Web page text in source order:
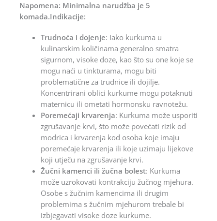
Napomena: Minimalna narudžba je 5
komada.Indikacije:
Trudnoća i dojenje: Iako kurkuma u
kulinarskim količinama generalno smatra
sigurnom, visoke doze, kao što su one koje se
mogu naći u tinkturama, mogu biti
problematične za trudnice ili dojilje.
Koncentrirani oblici kurkume mogu potaknuti
maternicu ili ometati hormonsku ravnotežu.
Poremećaji krvarenja: Kurkuma može usporiti
zgrušavanje krvi, što može povećati rizik od
modrica i krvarenja kod osoba koje imaju
poremećaje krvarenja ili koje uzimaju lijekove
koji utječu na zgrušavanje krvi.
Žučni kamenci ili žučna bolest: Kurkuma
može uzrokovati kontrakciju žučnog mjehura.
Osobe s žučnim kamencima ili drugim
problemima s žučnim mjehurom trebale bi
izbjegavati visoke doze kurkume.